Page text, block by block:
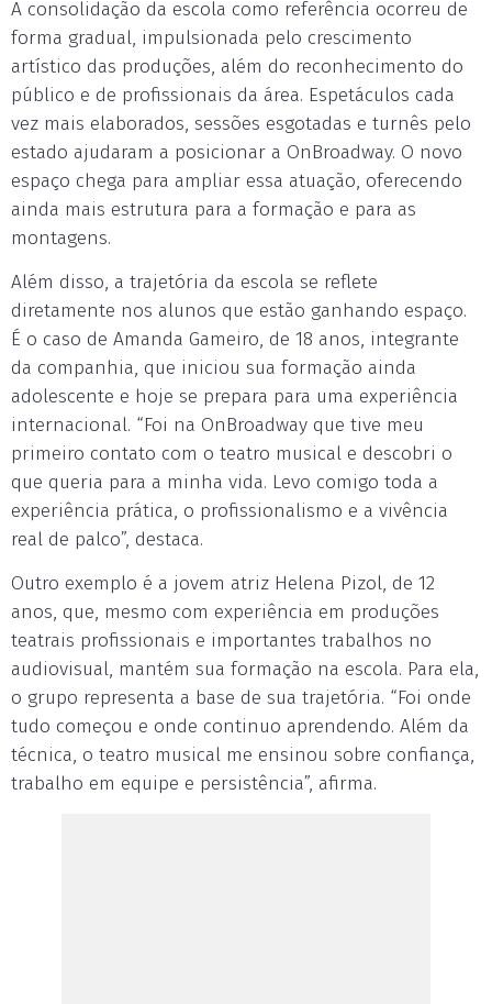
A consolidação da escola como referência ocorreu de
forma gradual, impulsionada pelo crescimento
artístico das produções, além do reconhecimento do
público e de profissionais da área. Espetáculos cada
vez mais elaborados, sessões esgotadas e turnês pelo
estado ajudaram a posicionar a OnBroadway. O novo
espaço chega para ampliar essa atuação, oferecendo
ainda mais estrutura para a formação e para as
montagens.
Além disso, a trajetória da escola se reflete
diretamente nos alunos que estão ganhando espaço.
É o caso de Amanda Gameiro, de 18 anos, integrante
da companhia, que iniciou sua formação ainda
adolescente e hoje se prepara para uma experiência
internacional. “Foi na OnBroadway que tive meu
primeiro contato com o teatro musical e descobri o
que queria para a minha vida. Levo comigo toda a
experiência prática, o profissionalismo e a vivência
real de palco”, destaca.
Outro exemplo é a jovem atriz Helena Pizol, de 12
anos, que, mesmo com experiência em produções
teatrais profissionais e importantes trabalhos no
audiovisual, mantém sua formação na escola. Para ela,
o grupo representa a base de sua trajetória. “Foi onde
tudo começou e onde continuo aprendendo. Além da
técnica, o teatro musical me ensinou sobre confiança,
trabalho em equipe e persistência”, afirma.